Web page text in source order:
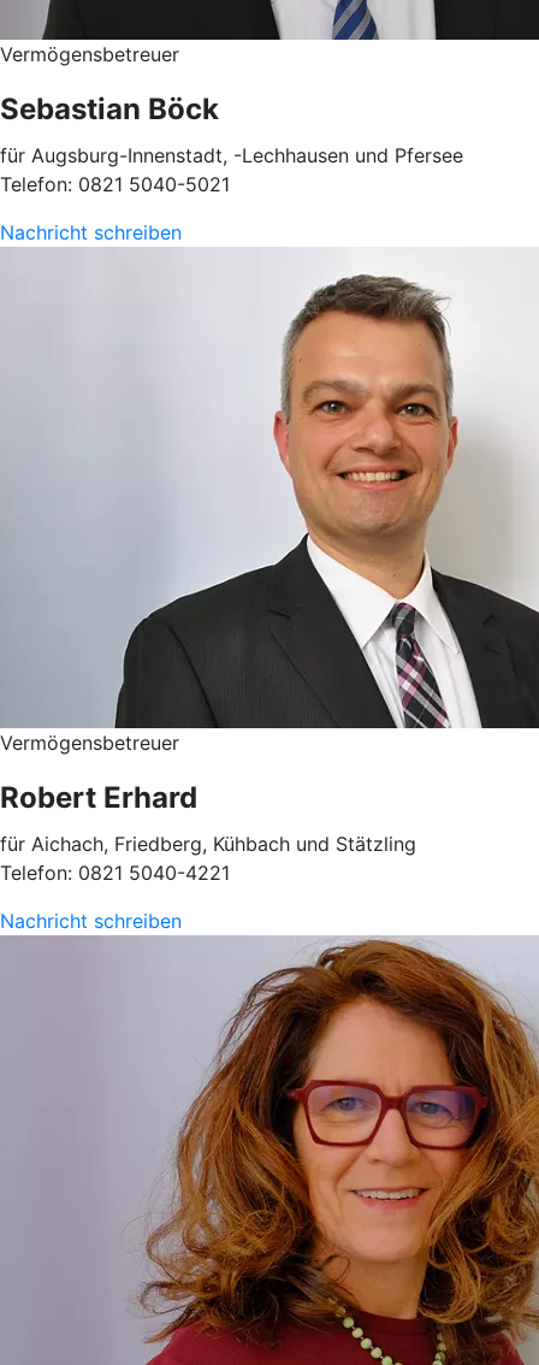
Vermögensbetreuer
Sebastian Böck
für Augsburg-Innenstadt, -Lechhausen und Pfersee
Telefon: 0821 5040-5021
Nachricht schreiben
Vermögensbetreuer
Robert Erhard
für Aichach, Friedberg, Kühbach und Stätzling
Telefon: 0821 5040-4221
Nachricht schreiben